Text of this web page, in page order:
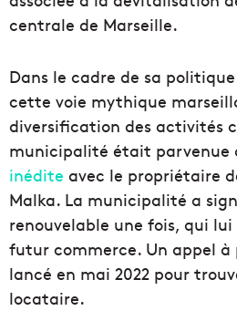
centrale de Marseille.
Dans le cadre de sa
cette voie mythique
diversification des activités
municipalité était parvenue
inédite avec le propriétaire
Malka. La municipalité a
renouvelable une fois, qui
futur commerce. Un appel
lancé en mai 2022 pour
locataire.